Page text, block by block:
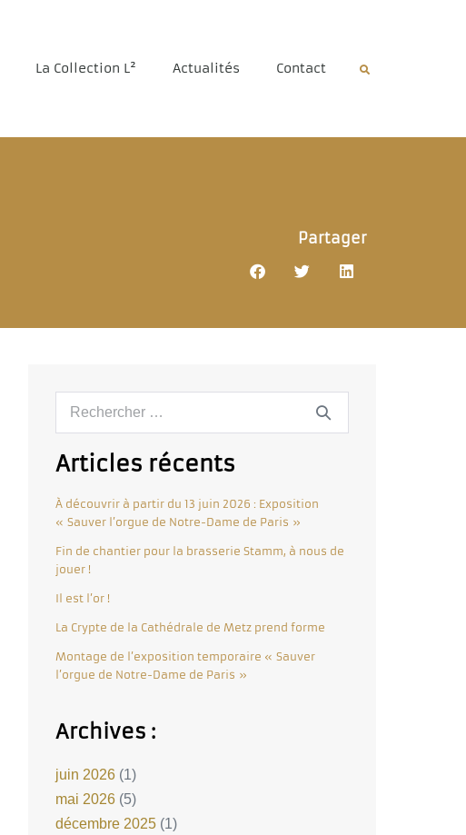
La Collection L² Actualités Contact
Partager
Articles récents
À découvrir à partir du 13 juin 2026 : Exposition
« Sauver l’orgue de Notre-Dame de Paris »
Fin de chantier pour la brasserie Stamm, à nous de
jouer !
Il est l’or !
La Crypte de la Cathédrale de Metz prend forme
Montage de l’exposition temporaire « Sauver
l’orgue de Notre-Dame de Paris »
Archives :
juin 2026(1)
mai 2026(5)
décembre 2025(1)